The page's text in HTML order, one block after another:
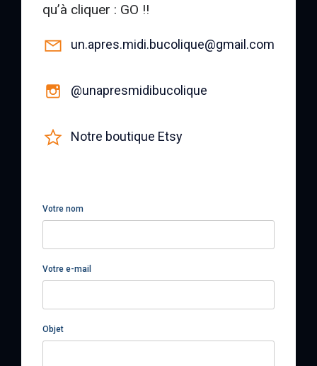
qu’à cliquer : GO !!
un.apres.midi.bucolique@gmail.com
@unapresmidibucolique
Notre boutique Etsy
Votre nom
Votre e-mail
Objet